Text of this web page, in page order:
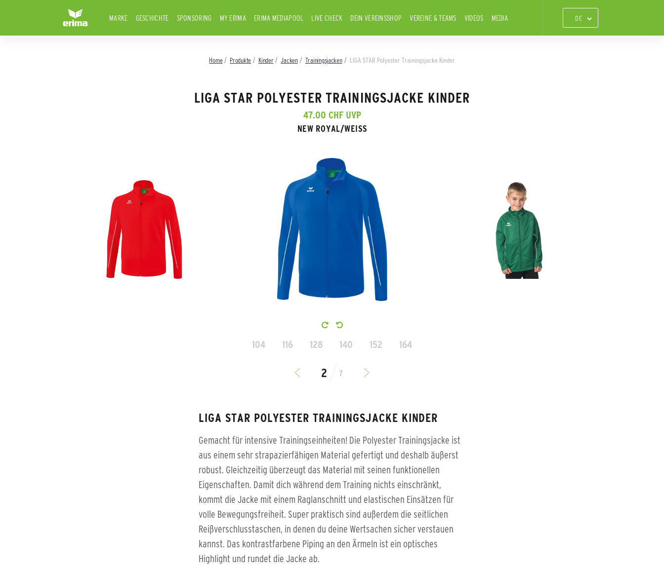
MARKE GESCHICHTE SPONSORING MY ERIMA ERIMA MEDIAPOOL LIVE CHECK DEIN VEREINSSHOP VEREINE & TEAMS VIDEOS MEDIA
Home Produkte Kinder Jacken Trainingsjacken LIGA STAR Polyester Trainingsjacke Kinder
LIGA STAR POLYESTER TRAININGSJACKE KINDER
47.00 CHF UVP
NEW ROYAL/WEISS
104 116 128 140 152 164
7
LIGA STAR POLYESTER TRAININGSJACKE KINDER
Gemacht für intensive Trainingseinheiten! Die Polyester Trainingsjacke ist
aus einem sehr strapazierfähigen Material gefertigt und deshalb äußerst
robust. Gleichzeitig überzeugt das Material mit seinen funktionellen
Eigenschaften. Damit dich während dem Training nichts einschränkt,
kommt die Jacke mit einem Raglanschnitt und elastischen Einsätzen für
volle Bewegungsfreiheit. Super praktisch sind außerdem die seitlichen
Reißverschlusstaschen, in denen du deine Wertsachen sicher verstauen
kannst. Das kontrastfarbene Piping an den Ärmeln ist ein optisches
Highlight und rundet die Jacke ab.